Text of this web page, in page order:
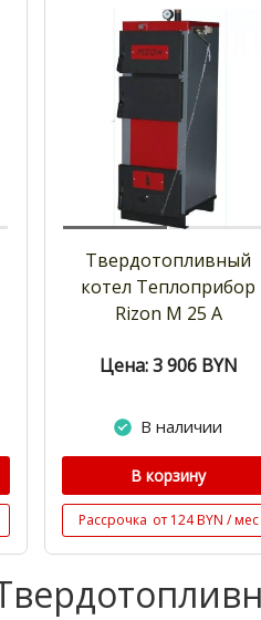
Твердотопливный
котел Теплоприбор
Rizon M 25 A
Цена: 3 906 BYN
В наличии
В корзину
Рассрочка от 124 BYN / мес